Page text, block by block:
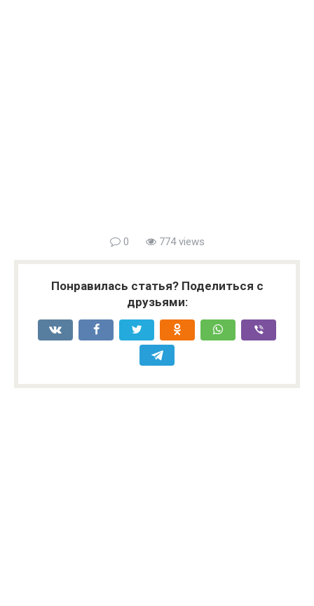
0 774 views
Понравилась статья? Поделиться с
друзьями: